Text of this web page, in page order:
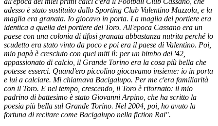
adesso è stato sostituito dallo Sporting Club Valentino Mazzola, e la
maglia era granata. Io giocavo in porta. La maglia del portiere era
identica a quella del portiere del Toro. All'epoca Cassano era un
paese con una colonia di tifosi granata abbastanza nutrita perché lo
scudetto era stato vinto da poco e poi era il paese di Valentino. Poi,
mio papà è cresciuto con quei miti lì: per un bimbo del '42,
appassionato di calcio, il Grande Torino era la cosa più bella che
potesse esserci. Quand'ero piccolino giocavamo insieme: io in porta
e lui a calciare. Mi chiamava Bacigalupo. Per me c'era familiarità
con il Toro. E nel tempo, crescendo, il Toro è ritornato: il mio
padrino di battesimo è stato Giovanni Arpino, che ha scritto la
poesia più bella sul Grande Torino. Nel 2004, poi, ho avuto la
fortuna di recitare come Bacigalupo nella fiction Rai".